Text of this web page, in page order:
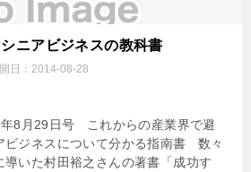
ニアビジネスの教科書
日： 2014-08-28
8月29日号 これからの産業界で避
ビジネスについて分かる指南書 数々
いた村田裕之さんの著書「成功す